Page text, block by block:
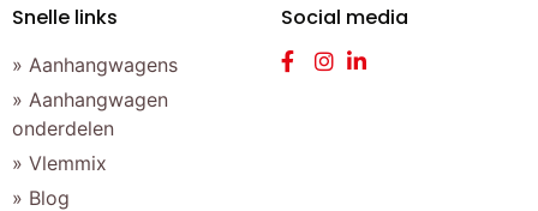
Snelle links
» Aanhangwagens
» Aanhangwagen
onderdelen
» Vlemmix
» Blog
Social media